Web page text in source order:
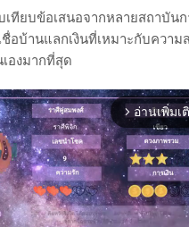
ทียบข้อเสนอจากหลายสถาบันก
ชื่อบ้านแลกเงินที่เหมาะกับความ
องมากที่สุด
arrow_forward_ios อ่านเพิ่มเ